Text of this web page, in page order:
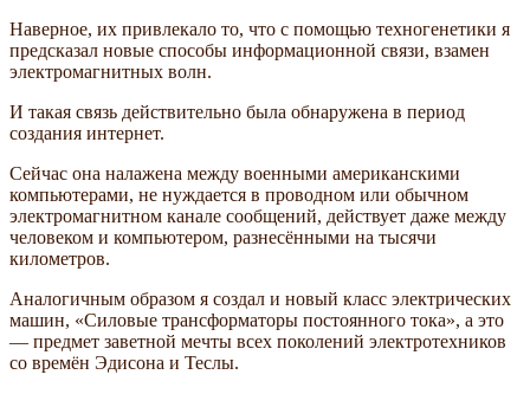
Наверное, их привлекало то, что с помощью техногенетики я
предсказал новые способы информационной связи, взамен
электромагнитных волн.
И такая связь действительно была обнаружена в период
создания интернет.
Сейчас она налажена между военными американскими
компьютерами, не нуждается в проводном или обычном
электромагнитном канале сообщений, действует даже между
человеком и компьютером, разнесёнными на тысячи
километров.
Аналогичным образом я создал и новый класс электрических
машин, «Силовые трансформаторы постоянного тока», а это
— предмет заветной мечты всех поколений электротехников
со времён Эдисона и Теслы.